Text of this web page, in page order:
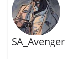
SA_Avenger